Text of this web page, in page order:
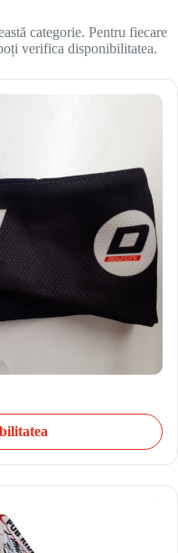
categorie. Pentru fiecare
verifica disponibilitatea.